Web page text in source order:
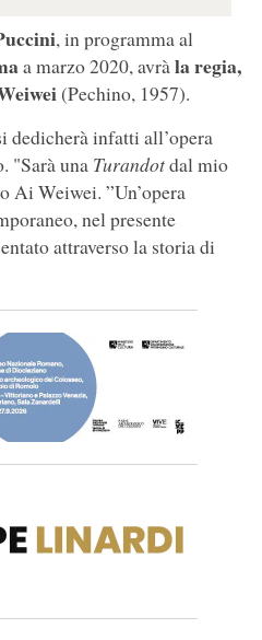
, in programma al
a marzo 2020, avràla regia,
(Pechino, 1957).
dedicherà infatti all’opera
"Sarà una Turandotdal mio
Ai Weiwei. ”Un’opera
nel presente
attraverso la storia di